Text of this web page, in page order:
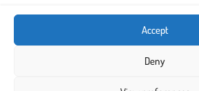
Accept
Deny
Conoce
excursiones en